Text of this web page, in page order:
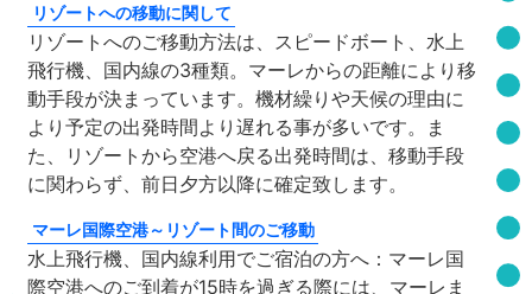
リゾートへの移動に関して
リゾートへのご移動方法は、スピードボート、水上
飛行機、国内線の3種類。マーレからの距離により移
動手段が決まっています。機材繰りや天候の理由に
より予定の出発時間より遅れる事が多いです。ま
た、リゾートから空港へ戻る出発時間は、移動手段
に関わらず、前日夕方以降に確定致します。
マーレ国際空港～リゾート間のご移動
水上飛行機、国内線利用でご宿泊の方へ：マーレ国
際空港へのご到着が15時を過ぎる際には、マーレま